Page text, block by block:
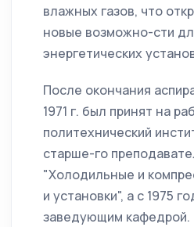
влажных газов, что
новые возможно-сти
энергетических
После окончания
1971 г. был принят на
политехнический
старше-го
"Холодильные и
и установки", а с 1975
заведующим кафедрой.